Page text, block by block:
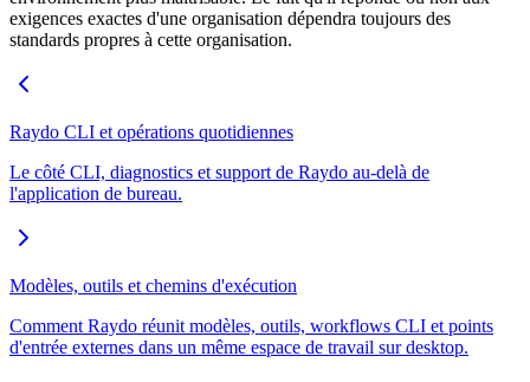
exigences exactes d'une organisation dépendra toujours des
standards propres à cette organisation.
Raydo CLI et opérations quotidiennes
Le côté CLI, diagnostics et support de Raydo au-delà de
l'application de bureau.
Modèles, outils et chemins d'exécution
Comment Raydo réunit modèles, outils, workflows CLI et points
d'entrée externes dans un même espace de travail sur desktop.